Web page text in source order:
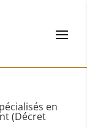
en
(Décret